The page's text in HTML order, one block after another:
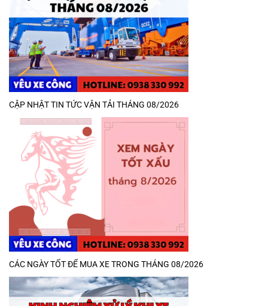
CẬP NHẬT TIN TỨC VẬN TẢI THÁNG 08/2026
CÁC NGÀY TỐT ĐỂ MUA XE TRONG THÁNG 08/2026